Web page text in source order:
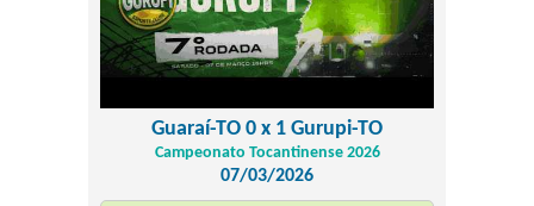
Guaraí-TO 0 x 1 Gurupi-TO
Campeonato Tocantinense 2026
07/03/2026